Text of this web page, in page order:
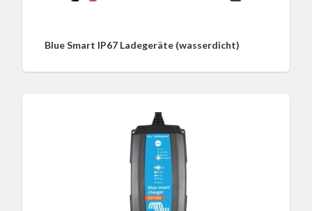
Blue Smart IP67 Ladegeräte (wasserdicht)